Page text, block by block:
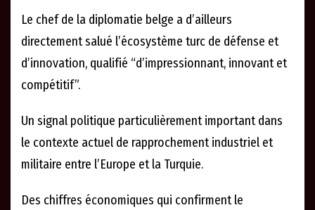
Le chef de la diplomatie belge a d’ailleurs
directement salué l’écosystème turc de défense et
d’innovation, qualifié “d’impressionnant, innovant et
compétitif”.
Un signal politique particulièrement important dans
le contexte actuel de rapprochement industriel et
militaire entre l’Europe et la Turquie.
Des chiffres économiques qui confirment le